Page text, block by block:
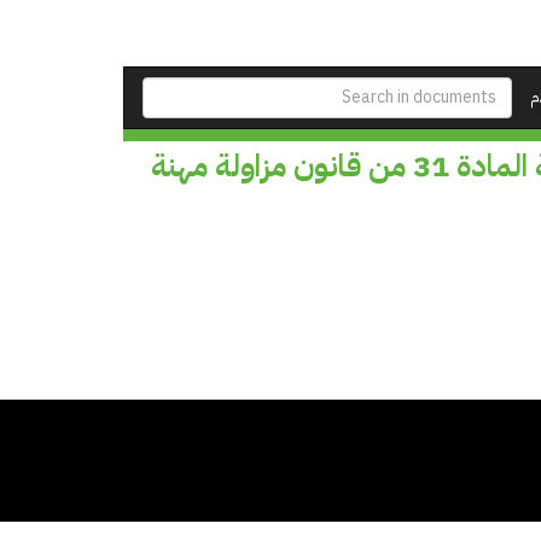
علاقات عدم قبول طلب تفسير الحكم بعدم دستورية المادة 31 من قانون مزاولة مهنة